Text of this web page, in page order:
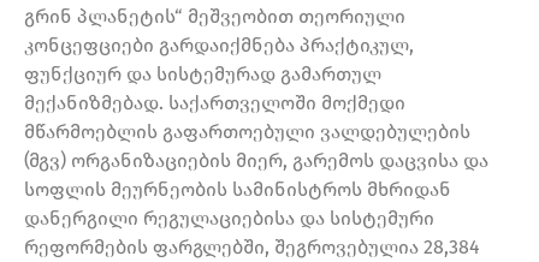
გრინ პლანეტის“ მეშვეობით თეორიული
კონცეფციები გარდაიქმნება პრაქტიკულ,
ფუნქციურ და სისტემურად გამართულ
მექანიზმებად. საქართველოში მოქმედი
მწარმოებლის გაფართოებული ვალდებულების
(მგვ) ორგანიზაციების მიერ, გარემოს დაცვისა და
სოფლის მეურნეობის სამინისტროს მხრიდან
დანერგილი რეგულაციებისა და სისტემური
რეფორმების ფარგლებში, შეგროვებულია 28,384